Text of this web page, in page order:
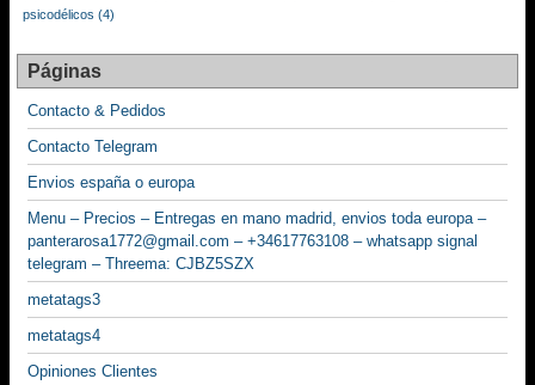
psicodélicos (4)
Páginas
Contacto & Pedidos
Contacto Telegram
Envios españa o europa
Menu – Precios – Entregas en mano madrid, envios toda europa –
panterarosa1772@gmail.com – +34617763108 – whatsapp signal
telegram – Threema: CJBZ5SZX
metatags3
metatags4
Opiniones Clientes